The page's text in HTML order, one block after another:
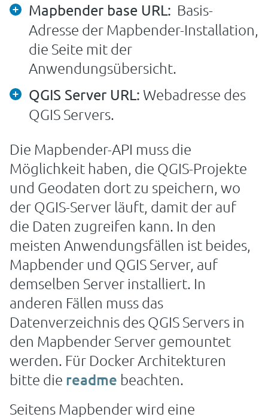
Mapbender base URL: Basis-
Adresse der Mapbender-Installation,
die Seite mit der
Anwendungsübersicht.
QGIS Server URL: Webadresse des
QGIS Servers.
Die Mapbender-API muss die
Möglichkeit haben, die QGIS-Projekte
und Geodaten dort zu speichern, wo
der QGIS-Server läuft, damit der auf
die Daten zugreifen kann. In den
meisten Anwendungsfällen ist beides,
Mapbender und QGIS Server, auf
demselben Server installiert. In
anderen Fällen muss das
Datenverzeichnis des QGIS Servers in
den Mapbender Server gemountet
werden. Für Docker Architekturen
bitte die readme beachten.
Seitens Mapbender wird eine